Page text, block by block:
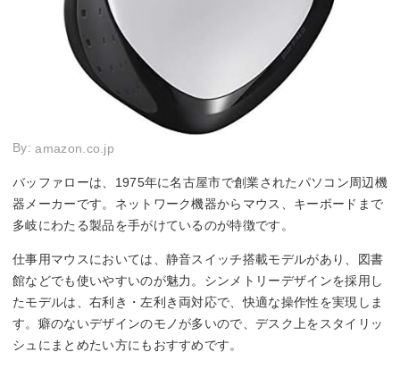
By:amazon.co.jp
バッファローは、1975年に名古屋市で創業されたパソコン周辺機
器メーカーです。ネットワーク機器からマウス、キーボードまで
多岐にわたる製品を手がけているのが特徴です。
仕事用マウスにおいては、静音スイッチ搭載モデルがあり、図書
館などでも使いやすいのが魅力。シンメトリーデザインを採用し
たモデルは、右利き・左利き両対応で、快適な操作性を実現しま
す。癖のないデザインのモノが多いので、デスク上をスタイリッ
シュにまとめたい方にもおすすめです。